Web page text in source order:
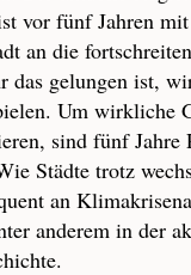
vor fünf Jahren
an die
das gelungen ist,
Um wirkliche
sind fünf Jahre
Städte trotz
an
anderem in der